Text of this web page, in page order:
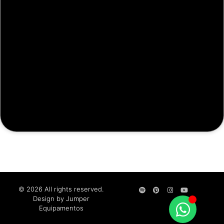
© 2026 All rights reserved.
Design by Jumper
Equipamentos